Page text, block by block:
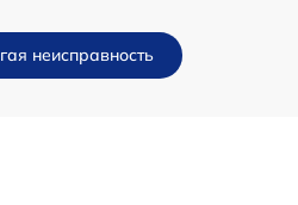
неисправность